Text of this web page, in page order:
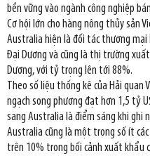
bền vững vào ngành công nghiệp
Cơ hội lớn cho hàng nông thủy sản
Australia hiện là đối tác thương mại
Đại Dương và cũng là thị trường
Dương, với tỷ trọng lên tới 88%.
Theo số liệu thống kê của Hải
ngạch song phương đạt hơn 1,5 tỷ
sang Australia là điểm sáng khi ghi
Australia cũng là một trong số ít
trên 10% trong bối cảnh xuất khẩu